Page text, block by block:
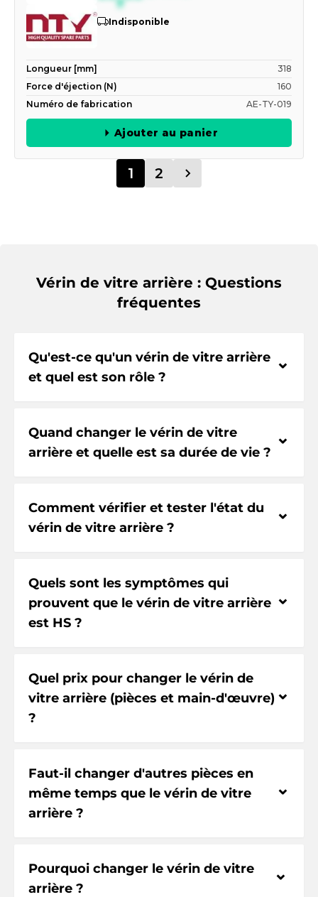
Indisponible
Longueur [mm]
318
Force d'éjection (N)
160
Numéro de fabrication
AE-TY-019
Ajouter au panier
1 2
Vérin de vitre arrière : Questions
fréquentes
Qu'est-ce qu'un vérin de vitre arrière
et quel est son rôle ?
⌃
Quand changer le vérin de vitre
arrière et quelle est sa durée de vie ?
⌃
Comment vérifier et tester l'état du
vérin de vitre arrière ?
⌃
Quels sont les symptômes qui
prouvent que le vérin de vitre arrière
est HS ?
⌃
Quel prix pour changer le vérin de
vitre arrière (pièces et main-d'œuvre)
?
⌃
Faut-il changer d'autres pièces en
même temps que le vérin de vitre
arrière ?
⌃
Pourquoi changer le vérin de vitre
arrière ?
⌃